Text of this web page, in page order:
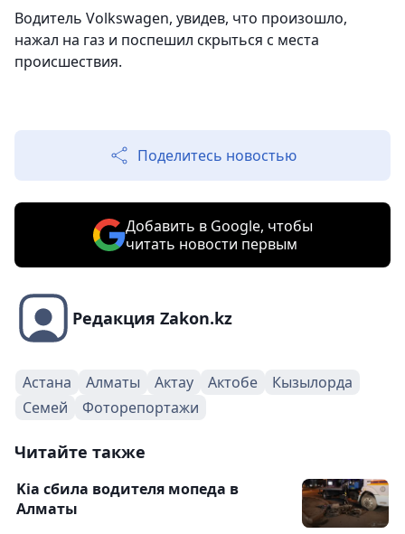
Водитель Volkswagen, увидев, что произошло,
нажал на газ и поспешил скрыться с места
происшествия.
Поделитесь новостью
Добавить в Google, чтобы
читать новости первым
Редакция Zakon.kz
Астана Алматы Актау Актобе
Кызылорда
Семей
Фоторепортажи
Читайте также
Kia сбила водителя мопеда в
Алматы